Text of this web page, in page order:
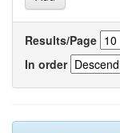
Results/Page
In order